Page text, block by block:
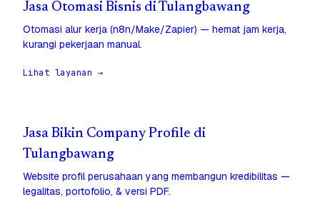
Jasa Otomasi Bisnis di Tulangbawang
Otomasi alur kerja (n8n/Make/Zapier) — hemat jam kerja,
kurangi pekerjaan manual.
Lihat layanan →
Jasa Bikin Company Profile di
Tulangbawang
Website profil perusahaan yang membangun kredibilitas —
legalitas, portofolio, & versi PDF.